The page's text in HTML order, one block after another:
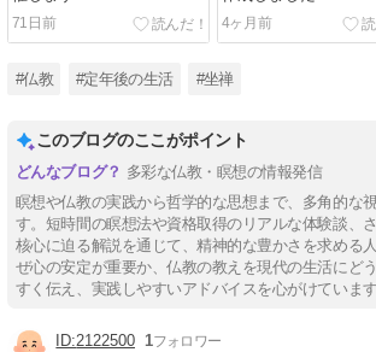
71日前
4ヶ月前
#仏教 #定年後の生活 #坐禅
このブログのここがポイント
多彩な仏教・瞑想の情報発信
瞑想や仏教の実践から哲学的な思想まで、多角的な
す。短時間の瞑想法や資格取得のリアルな体験談、
核心に迫る解説を通じて、精神的な豊かさを求める
ぜ心の安定が重要か、仏教の教えを現代の生活にど
すく伝え、実践しやすいアドバイスを心がけています
2122500 1